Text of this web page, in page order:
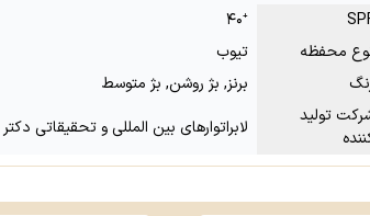
⁺۴۰
محفظه
تیوب
برنز, بژ روشن, بژ متوسط
تولید
لابراتوارهای بین المللی و تحقیقاتی